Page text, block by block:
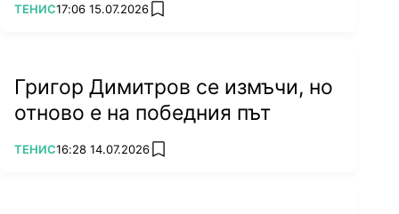
ПОВЕЧЕ ОТ
ТЕНИС17:06 15.07.2026 add favorites
Григор Димитров се измъчи, но
отново е на победния път
ПОВЕЧЕ ОТ
ТЕНИС16:28 14.07.2026 add favorites